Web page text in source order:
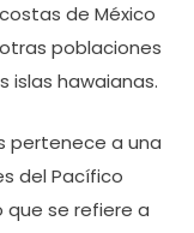
de México
poblaciones
islas hawaianas.
pertenece a una
del Pacífico
que se refiere a